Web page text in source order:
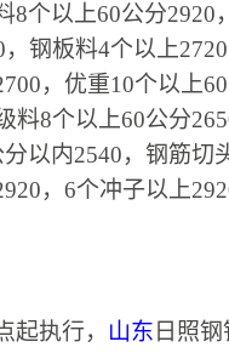
8个以上60公分2920
，钢板料4个以上
，优重10个以上
料8个以上60公分
以内2540，钢筋切
，6个冲子以上
起执行， 山东 日照